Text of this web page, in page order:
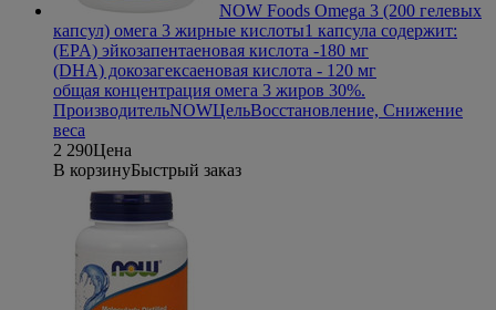
NOW Foods Omega 3 (200 гелевых
капсул) омега 3 жирные кислоты1 капсула содержит:
(EPA) эйкозапентаеновая кислота -180 мг
(DHA) докозагексаеновая кислота - 120 мг
общая концентрация омега 3 жиров 30%.
ПроизводительNOWЦельВосстановление, Снижение
веса
2 290Цена
В корзинуБыстрый заказ